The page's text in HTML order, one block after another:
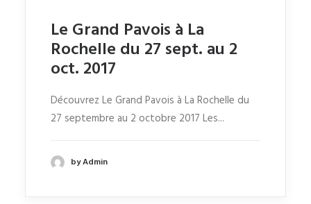
Le Grand Pavois à La
Rochelle du 27 sept. au 2
oct. 2017
Découvrez Le Grand Pavois à La Rochelle du
27 septembre au 2 octobre 2017 Les...
by Admin